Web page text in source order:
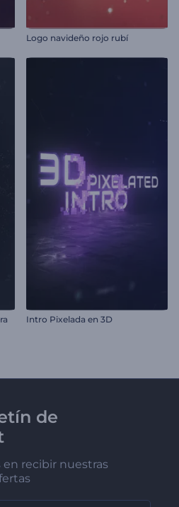
Logo navideño rojo rubí
Intro Pixelada en 3D
de
en recibir nuestras